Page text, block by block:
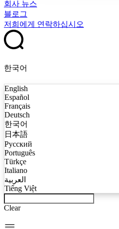
회사 뉴스
블로그
저희에게 연락하십시오
한국어
English
Español
Français
Deutsch
한국어
日本語
Русский
Português
Türkçe
Italiano
العربية
Tiếng Việt
Clear